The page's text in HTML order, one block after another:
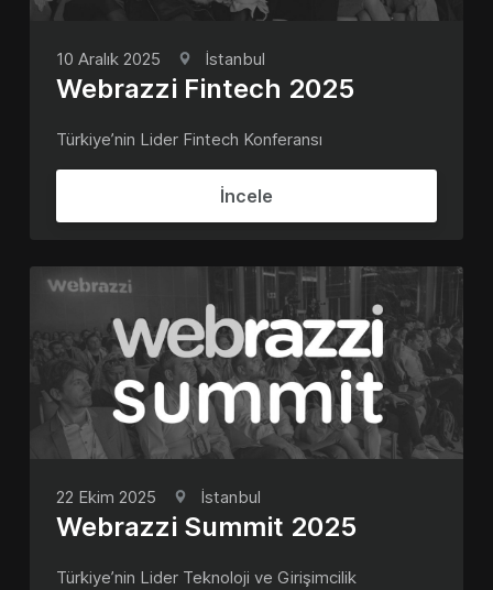
10 Aralık 2025 İstanbul
Webrazzi Fintech 2025
Türkiye’nin Lider Fintech Konferansı
İncele
22 Ekim 2025 İstanbul
Webrazzi Summit 2025
Türkiye’nin Lider Teknoloji ve Girişimcilik